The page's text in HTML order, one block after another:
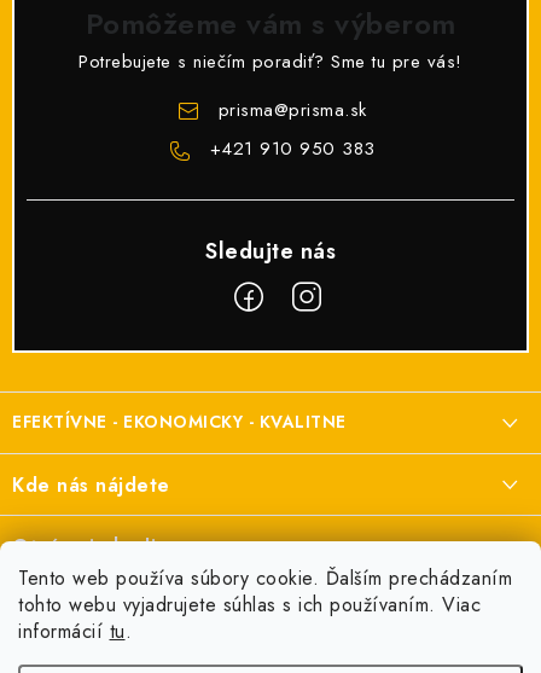
Tento web používa súbory cookie. Ďalším prechádzaním
tohto webu vyjadrujete súhlas s ich používaním. Viac
informácií tu.
Pomôžeme vám s výberom
Potrebujete s niečím poradiť? Sme tu pre vás!
prisma@prisma.sk
+421 910 950 383
á
p
ä
i
EFEKTÍVNE - EKONOMICKY - KVALITNE
a elektroinštalácie
Prisma Elektro s.r.o.
Šenkvická cesta 2166/1, Pezinok
+421 910 950 383
odbyt@prisma.sk
Kde nás nájdete
Otváracie hodiny
Pondelok:
7:00 - 16:00
Utorok:
7:00 - 16:00
Informácie pre vás